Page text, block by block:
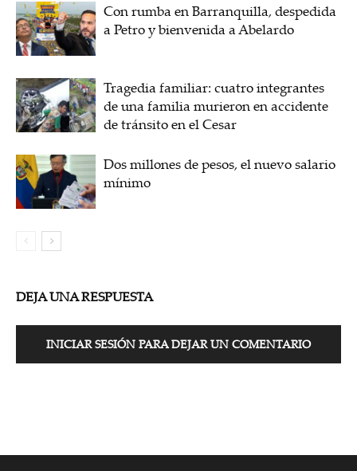
Con rumba en Barranquilla, despedida
a Petro y bienvenida a Abelardo
Tragedia familiar: cuatro integrantes
de una familia murieron en accidente
de tránsito en el Cesar
Dos millones de pesos, el nuevo salario
mínimo
DEJA UNA RESPUESTA
INICIAR SESIÓN PARA DEJAR UN COMENTARIO